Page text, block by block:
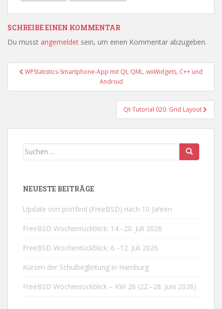
SCHREIBE EINEN KOMMENTAR
Du musst angemeldet sein, um einen Kommentar abzugeben.
Beitragsnavigation
WPStatistics-Smartphone-App mit Qt, QML, wxWidgets, C++ und
Android
Qt-Tutorial 020: Grid Layout
Suchen
NEUESTE BEITRÄGE
Update von portfind (FreeBSD) nach 10 Jahren
FreeBSD Wochenrückblick: 14.–20. Juli 2026
FreeBSD Wochenrückblick: 6.–12. Juli 2026
Kürzen der Schulbegleitung in Hamburg
FreeBSD Wochenrückblick – KW 26 (22.–28. Juni 2026)